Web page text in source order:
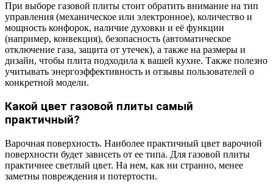
При выборе газовой плиты стоит обратить внимание на тип
управления (механическое или электронное), количество и
мощность конфорок, наличие духовки и её функции
(например, конвекция), безопасность (автоматическое
отключение газа, защита от утечек), а также на размеры и
дизайн, чтобы плита подходила к вашей кухне. Также полезно
учитывать энергоэффективность и отзывы пользователей о
конкретной модели.
Какой цвет газовой плиты самый
практичный?
Варочная поверхность. Наиболее практичный цвет варочной
поверхности будет зависеть от ее типа. Для газовой плиты
практичнее светлый цвет. На нем, как ни странно, менее
заметны повреждения и потертости.